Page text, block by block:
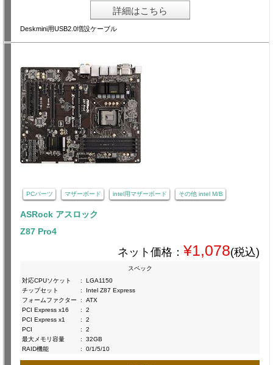
詳細はこちら
Deskmini用USB2.0増設ケーブル
PCパーツ マザーボード intel用マザーボード その他 intel M/B
ASRock アスロック
Z87 Pro4
ネット価格： ¥1,078(税込)
スペック
対応CPUソケット
:
LGA1150
チップセット
:
Intel Z87 Express
フォームファクター
:
ATX
PCI Express x16
:
2
PCI Express x1
:
2
PCI
:
2
最大メモリ容量
:
32GB
RAID機能
: 0/1/5/10